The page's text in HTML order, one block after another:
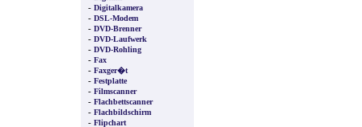
- Digitalkamera
- DSL-Modem
- DVD-Brenner
- DVD-Laufwerk
- DVD-Rohling
- Fax
- Faxger�t
- Festplatte
- Filmscanner
- Flachbettscanner
- Flachbildschirm
- Flipchart